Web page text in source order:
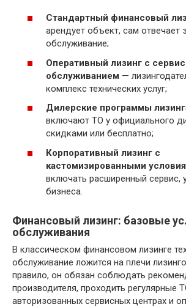
Стандартный финансовый
арендует объект, сам отвечает
обслуживание;
Оперативный лизинг с
обслуживанием —
комплекс технических услуг;
Дилерские программы
включают ТО у официального
скидками или бесплатно;
Корпоративный лизинг с
кастомизированными
включать расширенный сервис,
бизнеса.
Финансовый лизинг: базовые
обслуживания
В классическом финансовом лизинге
обслуживание ложится на плечи
правило, он обязан соблюдать
производителя, проходить регулярные
авторизованных сервисных центрах и